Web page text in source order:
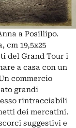
a Posillipo.
cm 19,5x25
del Grand Tour i
a casa con un
commercio
grandi
rintracciabili
dei mercatini.
suggestivi e